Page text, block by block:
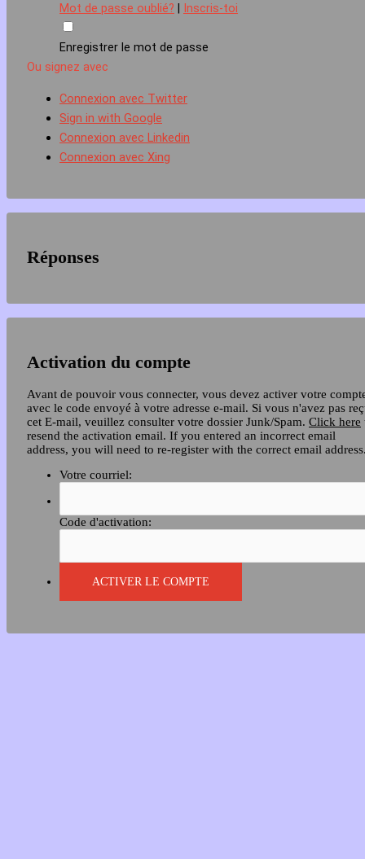
Mot de passe oublié? | Inscris-toi
Enregistrer le mot de passe
Ou signez avec
Connexion avec Twitter
Sign in with Google
Connexion avec Linkedin
Connexion avec Xing
Réponses
Activation du compte
Avant de pouvoir vous connecter, vous devez activer votre
avec le code envoyé à votre adresse e-mail. Si vous n'avez pas
cet E-mail, veuillez consulter votre dossier Junk/Spam. Click here
resend the activation email. If you entered an incorrect email
address, you will need to re-register with the correct email
Votre courriel:
Code d'activation: